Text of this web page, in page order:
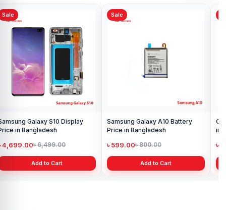
Sale
Galaxy S10 Display
in Bangladesh
4,699.00৳ 6,499.00
Add to Cart
Sale
Samsung Galaxy A10 Battery
Price in Bangladesh
৳ 599.00৳ 800.00
Add to Cart
in
৳